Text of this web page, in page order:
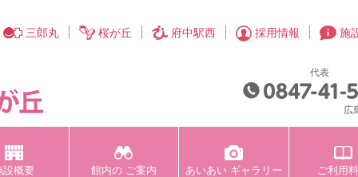
三郎丸 桜が丘 府中駅西 採用情報 施
社会福祉法人 桜風会 あいあい桜が
広
代表
設概要 館内のご案内 あいあいギャラリー ご利用